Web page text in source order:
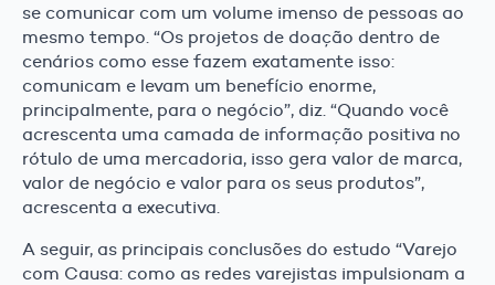
se comunicar com um volume imenso de pessoas ao
mesmo tempo. “Os projetos de doação dentro de
cenários como esse fazem exatamente isso:
comunicam e levam um benefício enorme,
principalmente, para o negócio”, diz. “Quando você
acrescenta uma camada de informação positiva no
rótulo de uma mercadoria, isso gera valor de marca,
valor de negócio e valor para os seus produtos”,
acrescenta a executiva.
A seguir, as principais conclusões do estudo “Varejo
com Causa: como as redes varejistas impulsionam a